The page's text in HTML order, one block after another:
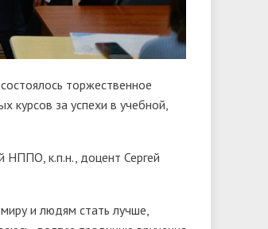
торжественное
курсов за успехи в учебной,
НППО, к.п.н., доцент Сергей
и людям стать лучше,